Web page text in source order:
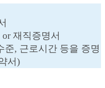
재직증명서
, 근로시간 등을 증명
서)